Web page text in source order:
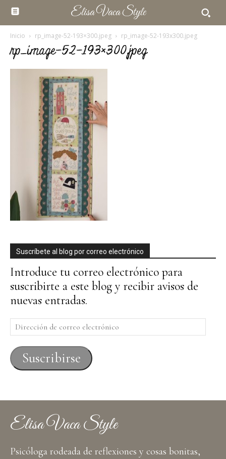
Elisa Vaca Style
Inicio rp_image-52-193×300.jpeg rp_image-52-193x300.jpeg
rp_image-52-193×300.jpeg
Suscríbete al blog por correo electrónico
Introduce tu correo electrónico para
suscribirte a este blog y recibir avisos de
nuevas entradas.
Dirección
de
correo
electrónico
Suscribirse
Elisa Vaca Style
Psicóloga rodeada de reflexiones y cosas bonitas,